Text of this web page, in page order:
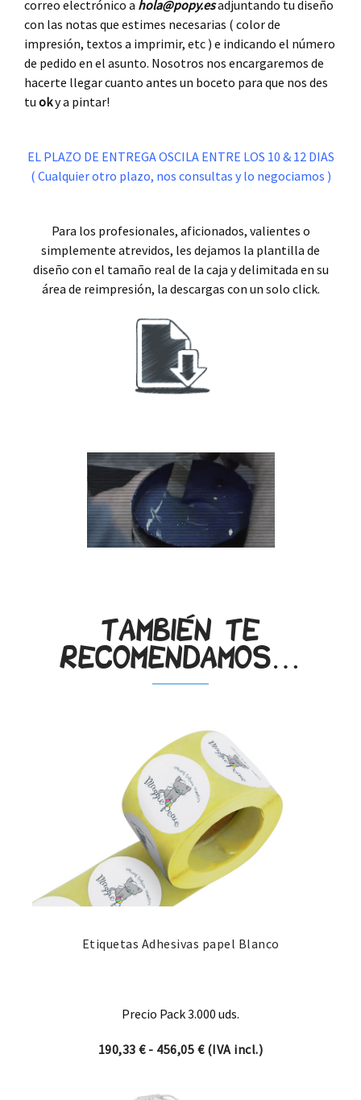
correo electrónico a hola@popy.esadjuntando tu diseño
con las notas que estimes necesarias ( color de
impresión, textos a imprimir, etc ) e indicando el número
de pedido en el asunto. Nosotros nos encargaremos de
hacerte llegar cuanto antes un boceto para que nos des
tu oky a pintar!
EL PLAZO DE ENTREGA OSCILA ENTRE LOS 10 & 12 DIAS
( Cualquier otro plazo, nos consultas y lo negociamos )
Para los profesionales, aficionados, valientes o
simplemente atrevidos, les dejamos la plantilla de
diseño con el tamaño real de la caja y delimitada en su
área de reimpresión, la descargas con un solo click.
También te
recomendamos…
Etiquetas Adhesivas papel Blanco
Precio Pack 3.000 uds.
190,33€ - 456,05 €Rango de precios: desde
(IVA incl.)